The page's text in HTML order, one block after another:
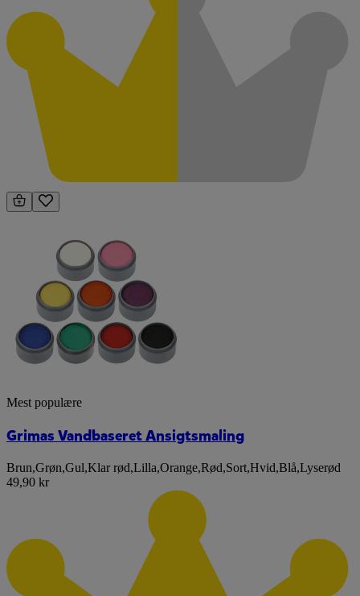
Mest populære
Grimas Vandbaseret Ansigtsmaling
Brun,Grøn,Gul,Klar rød,Lilla,Orange,Rød,Sort,Hvid,Blå,Lyserød
49,90 kr